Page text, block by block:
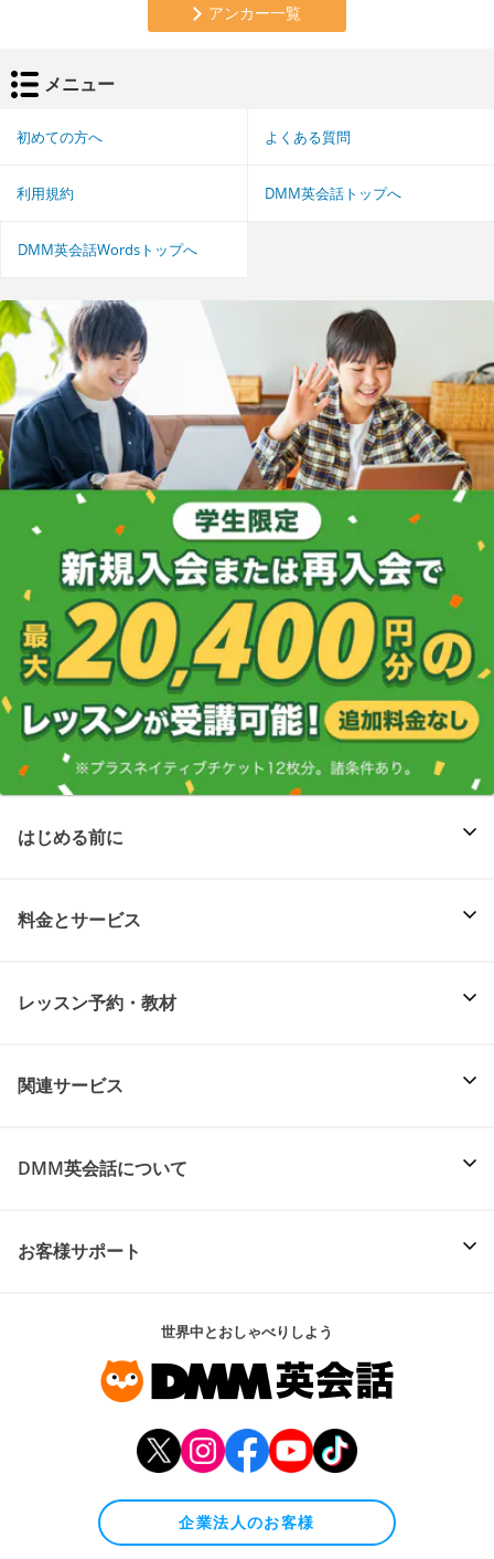
アンカー一覧
メニュー
初めての方へ よくある質問
利用規約 DMM英会話トップへ
DMM英会話Wordsトップへ
はじめる前に
料金とサービス
レッスン予約・教材
関連サービス
DMM英会話について
お客様サポート
世界中とおしゃべりしよう
企業法人のお客様